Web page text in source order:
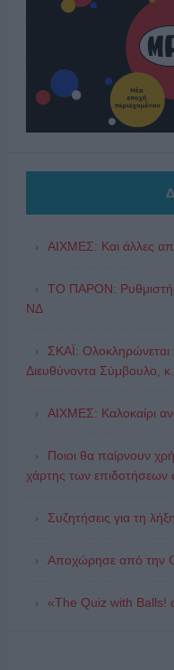
ΑΙΧΜΕΣ: Και άλλες
ΤΟ ΠΑΡΟΝ:
ΝΔ
ΣΚΑΪ: Ολοκληρώνεται
Διευθύνοντα Σύμβουλο,
ΑΙΧΜΕΣ: Καλοκαίρι
Ποιοι θα παίρνουν
χάρτης των
Συζητήσεις για τη
Αποχώρησε από την
«The Quiz with Balls!